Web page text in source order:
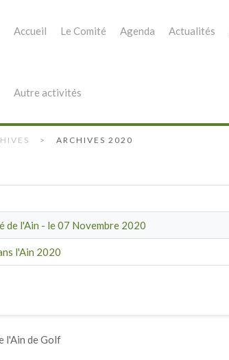
Accueil Le Comité Agenda Actualités
Autre activités
ARCHIVES 2020
de l'Ain - le 07 Novembre 2020
l'Ain 2020
l'Ain de Golf